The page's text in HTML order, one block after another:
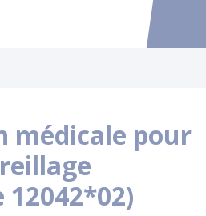
Accéder
médicale pour